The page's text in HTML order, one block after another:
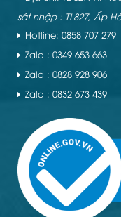
sát nhập : TL827, Ấp
Hotline: 0858 707 279
Zalo : 0349 653 663
Zalo : 0828 928 906
Zalo : 0832 673 439